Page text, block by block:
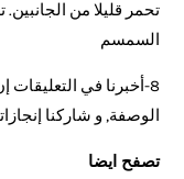
تحمر قليلا من
السمسم
8-أخبرنا في
الوصفة, و شاركنا
تصفح ايضا